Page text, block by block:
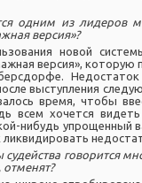
одним из лидеров
версия»?
новой
версия»,
выступления
время, чтобы
всем хочется
нибудь упрощенный
говорится